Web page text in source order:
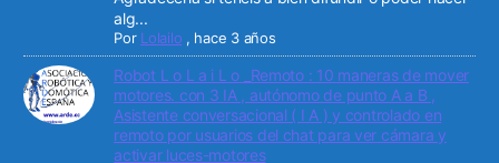
alg...
Por Lolailo , hace 3 años
Robot L o L a i L o _Remoto : 10 maneras de mover
motores. con 3 IA , autónomo de punto A a B ,
Asistente conversacional ( I A ) y controlado en
remoto por usuarios del chat para ver cámara y
activar luces-motores